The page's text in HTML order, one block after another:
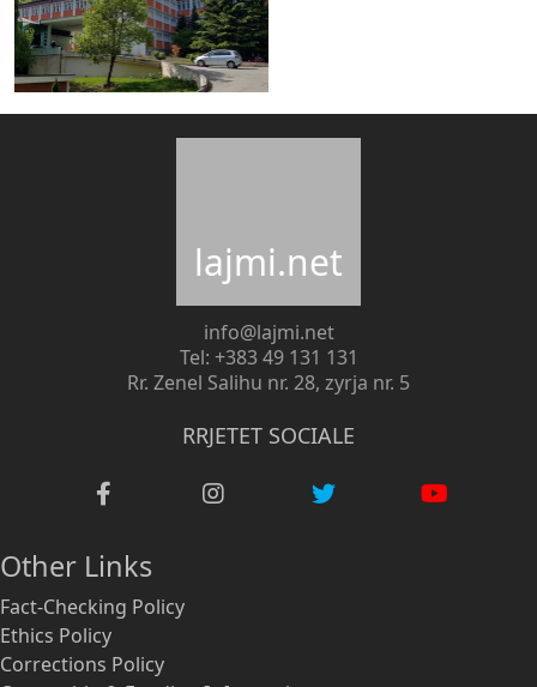
lajmi.net
info@lajmi.net
Tel: +383 49 131 131
Rr. Zenel Salihu nr. 28, zyrja nr. 5
RRJETET SOCIALE
Other Links
Fact-Checking Policy
Ethics Policy
Corrections Policy